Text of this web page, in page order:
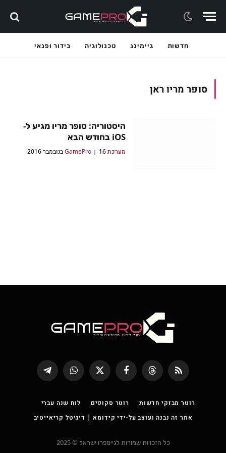
חדשות גיימינג טכנולוגיה בידור ופנאי
סופר מריו ראן
היסטוריה: סופר מריו מגיע ל-
iOS בחודש הבא
מערכת GamePro16 בנובמבר 2016
RSS
Threads פייסבוק
X
(טוויטר)
WhatsApp
Telegram
רוטר מבזקי חדשות רוטר סקופים
לוח שנה עברי
אתר זה נבנה ועוצב על-ידי קידומא | דיגיטל קריאייטיב
כל הזכויות שמורות לגיימפרו ישראל © 2025